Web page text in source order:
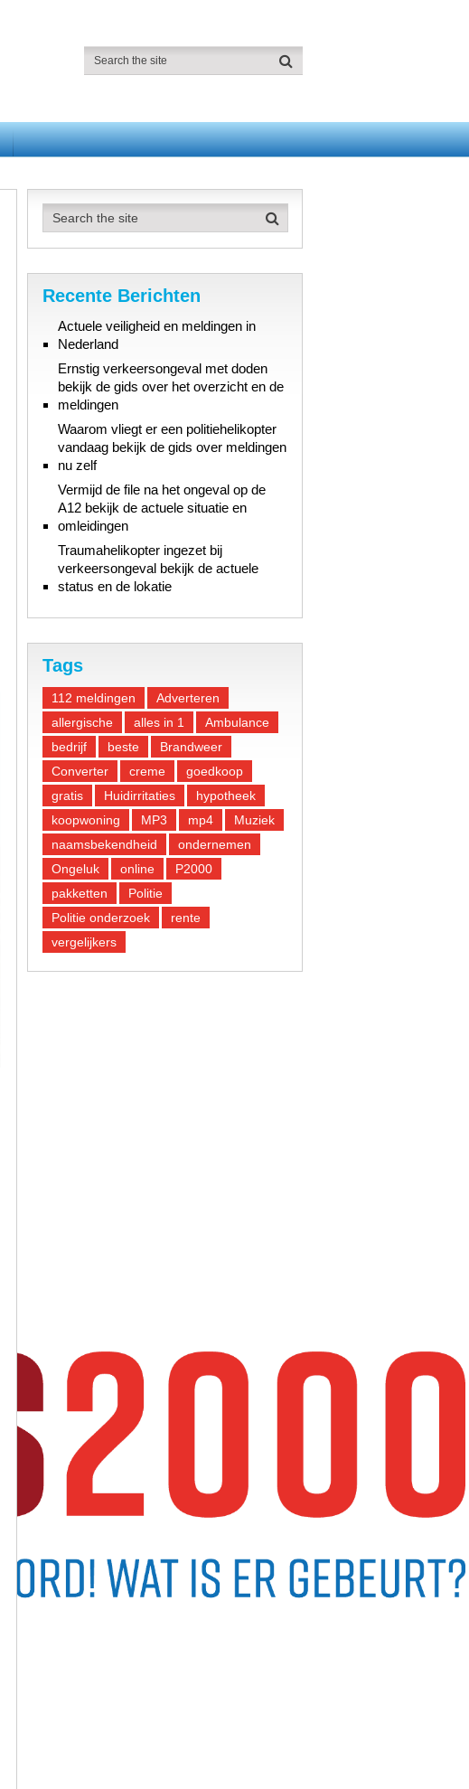
Recente Berichten
Actuele veiligheid en meldingen in
Nederland
Ernstig verkeersongeval met doden
bekijk de gids over het overzicht en de
meldingen
Waarom vliegt er een politiehelikopter
vandaag bekijk de gids over meldingen
nu zelf
Vermijd de file na het ongeval op de
A12 bekijk de actuele situatie en
omleidingen
Traumahelikopter ingezet bij
verkeersongeval bekijk de actuele
status en de lokatie
Tags
112 meldingen
Adverteren
allergische
alles in 1
Ambulance
bedrijf
beste
Brandweer
Converter
creme
goedkoop
gratis
Huidirritaties
hypotheek
koopwoning
MP3 mp4
Muziek
naamsbekendheid
ondernemen
Ongeluk
online
P2000
pakketten
Politie
Politie onderzoek
rente
vergelijkers